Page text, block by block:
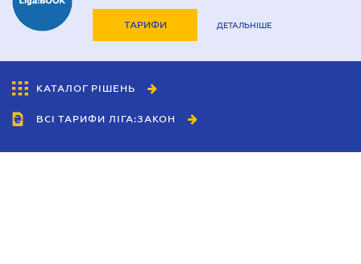
ТАРИФИ ДЕТАЛЬНІШЕ
КАТАЛОГ РІШЕНЬ
ВСІ ТАРИФИ ЛІГА:ЗАКОН